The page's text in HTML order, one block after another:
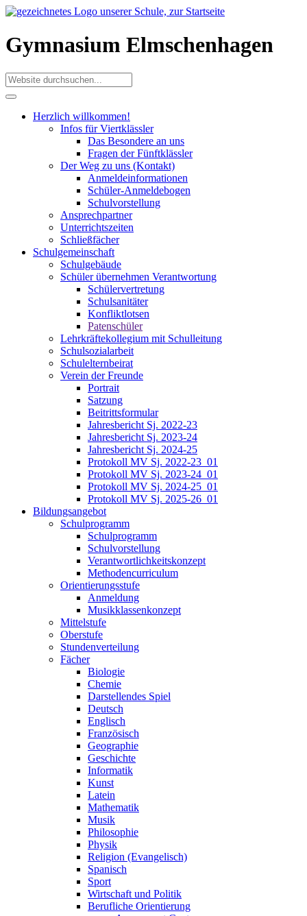
Gymnasium Elmschenhagen
Herzlich willkommen!
Infos für Viertklässler
Das Besondere an uns
Fragen der Fünftklässler
Der Weg zu uns (Kontakt)
Anmeldeinformationen
Schüler-Anmeldebogen
Schulvorstellung
Ansprechpartner
Unterrichtszeiten
Schließfächer
Schulgemeinschaft
Schulgebäude
Schüler übernehmen Verantwortung
Schülervertretung
Schulsanitäter
Konfliktlotsen
Patenschüler
Lehrkräftekollegium mit Schulleitung
Schulsozialarbeit
Schulelternbeirat
Verein der Freunde
Portrait
Satzung
Beitrittsformular
Jahresbericht Sj. 2022-23
Jahresbericht Sj. 2023-24
Jahresbericht Sj. 2024-25
Protokoll MV Sj. 2022-23_01
Protokoll MV Sj. 2023-24_01
Protokoll MV Sj. 2024-25_01
Protokoll MV Sj. 2025-26_01
Bildungsangebot
Schulprogramm
Schulprogramm
Schulvorstellung
Verantwortlichkeitskonzept
Methodencurriculum
Orientierungsstufe
Anmeldung
Musikklassenkonzept
Mittelstufe
Oberstufe
Stundenverteilung
Fächer
Biologie
Chemie
Darstellendes Spiel
Deutsch
Englisch
Französisch
Geographie
Geschichte
Informatik
Kunst
Latein
Mathematik
Musik
Philosophie
Physik
Religion (Evangelisch)
Spanisch
Sport
Wirtschaft und Politik
Berufliche Orientierung